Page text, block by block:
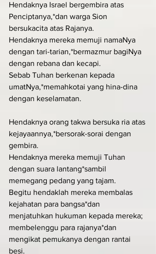
Hendaknya Israel bergembira atas
Penciptanya,*dan warga Sion
bersukacita atas Rajanya.
Hendaknya mereka memuji namaNya
dengan tari-tarian,*bermazmur bagiNya
dengan rebana dan kecapi.
Sebab Tuhan berkenan kepada
umatNya,*memahkotai yang hina-dina
dengan keselamatan.
Hendaknya orang takwa bersuka ria atas
kejayaannya,*bersorak-sorai dengan
gembira.
Hendaknya mereka memuji Tuhan
dengan suara lantang*sambil
memegang pedang yang tajam.
Begitu hendaklah mereka membalas
kejahatan para bangsa*dan
menjatuhkan hukuman kepada mereka;
membelenggu para rajanya*dan
mengikat pemukanya dengan rantai
besi.